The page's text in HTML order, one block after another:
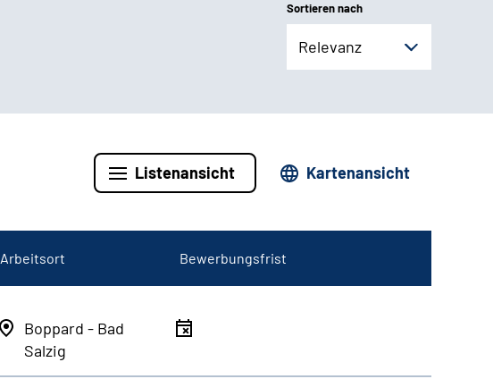
Sortieren nach
Relevanz
Listenansicht Kartenansicht
Arbeitsort Bewerbungsfrist
Boppard - Bad
Salzig